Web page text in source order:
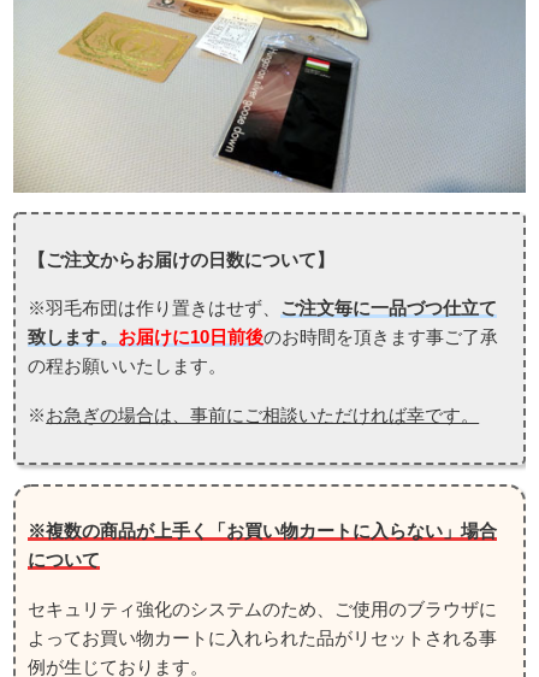
【ご注文からお届けの日数について】
※羽毛布団は作り置きはせず、 ご注文毎に一品づつ仕立て
致します。 お届けに10日前後のお時間を頂きます事ご了承
の程お願いいたします。
※お急ぎの場合は、事前にご相談いただければ幸です。
※複数の商品が上手く「お買い物カートに入らない」場合
について
セキュリティ強化のシステムのため、ご使用のブラウザに
よってお買い物カートに入れられた品がリセットされる事
例が生じております。